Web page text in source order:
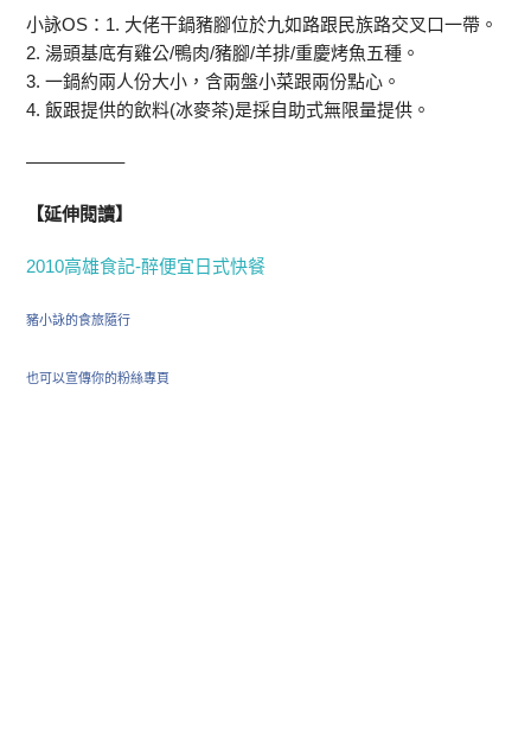
小詠OS：1. 大佬干鍋豬腳位於九如路跟民族路交叉口一帶。
2. 湯頭基底有雞公/鴨肉/豬腳/羊排/重慶烤魚五種。
3. 一鍋約兩人份大小，含兩盤小菜跟兩份點心。
4. 飯跟提供的飲料(冰麥茶)是採自助式無限量提供。
—————–
【延伸閱讀】
2010高雄食記-醉便宜日式快餐
豬小詠的食旅隨行
也可以宣傳你的粉絲專頁